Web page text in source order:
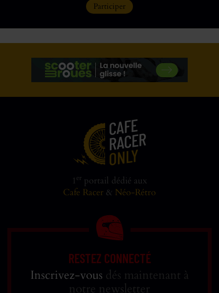
Participer
1 er portail dédié aux
Cafe Racer & Néo-Rétro
RESTEZ CONNECTÉ
Inscrivez-vous dés maintenant à
notre newsletter